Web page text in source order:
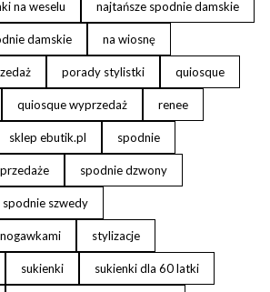
na weselu najtańsze spodnie damskie
damskie na wiosnę
porady stylistki quiosque
quiosque wyprzedaż renee
sklep ebutik.pl spodnie
spodnie dzwony
spodnie szwedy
stylizacje
sukienki sukienki dla 60 latki